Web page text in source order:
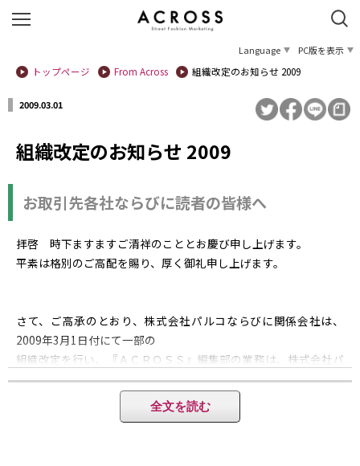
Language
PC版を表示
トップページ
From Across 組織改定のお知らせ 2009
2009.03.01
組織改定のお知らせ 2009
お取引先各社ならびに読者の皆様へ
拝啓 時下ますますご清祥のこととお慶び申し上げます。
平素は格別のご高配を賜り、厚く御礼申し上げます。
さて、ご高承のとおり、株式会社パルコならびに関係会社は、
2009年3月1日付にて一部の
組織改定を行い、『ＡＣＲＯＳＳ』編集部の業務は、株式会社パ
ルコ・シティより親会社の
株式会社パルコに移管し、マーケティング機能を強化すべく新設
された事業戦略室マーケティング部
全文を読む